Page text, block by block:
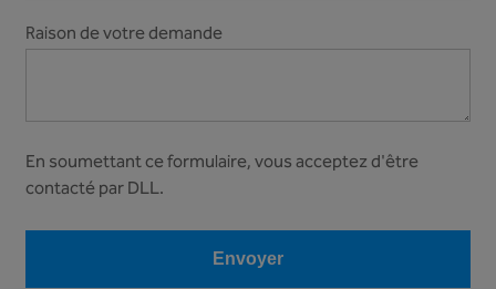
Raison de votre demande
En soumettant ce formulaire, vous acceptez d'être
contacté par DLL.
Envoyer